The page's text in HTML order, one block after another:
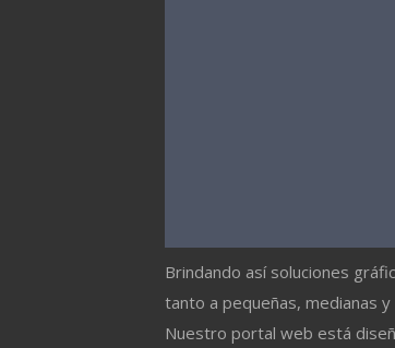
Brindando así soluciones
tanto a pequeñas, medianas
Nuestro portal web está